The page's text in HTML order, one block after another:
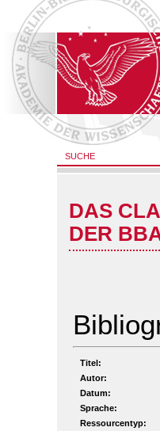
SUCHE
DAS
DER
Titel:
Autor:
Datum:
Sprache:
Ressourcentyp: